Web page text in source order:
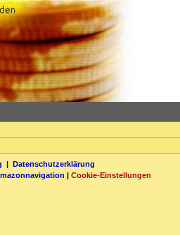
| Datenschutzerklärung
| Cookie-Einstellungen